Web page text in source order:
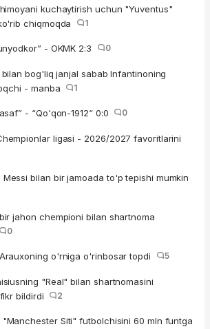
kuchaytirish uchun "Yuventus"
chiqmoqda
1
- OKMK 2:3 0
bilan bog'liq janjal sabab Infantinoning
- manba
1
- “Qo'qon-1912“ 0:0 0
ligasi - 2026/2027 favoritlarini
Messi bilan bir jamoada to'p tepishi mumkin
jahon chempioni bilan shartnoma
0
o'rniga o'rinbosar topdi 5
"Real" bilan shartnomasini
bildirdi
2
"Manchester Siti" futbolchisini 60 mln funtga